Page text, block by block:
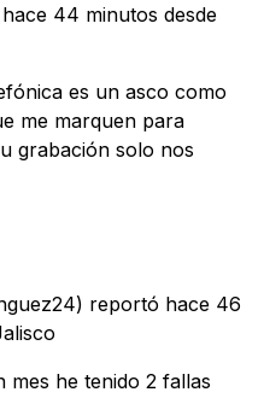
hace 44 minutos desde
es un asco como
me marquen para
grabación solo nos
reportó hace 46
mes he tenido 2 fallas